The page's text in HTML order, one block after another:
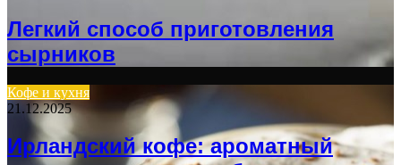
Легкий способ приготовления
сырников
Кофе и кухня
21.12.2025
Ирландский кофе: ароматный